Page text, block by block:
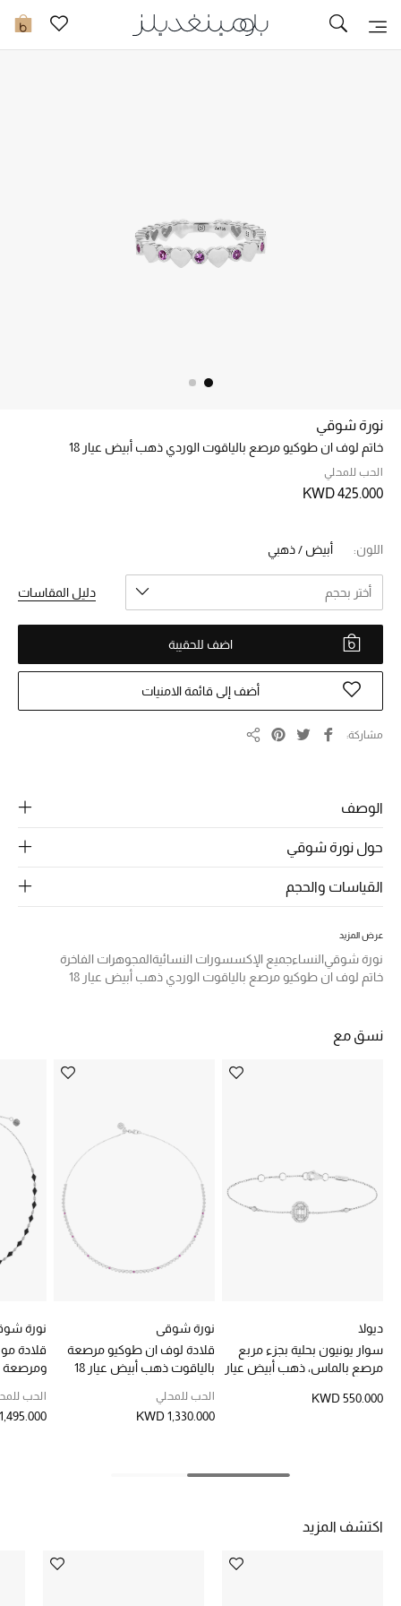
0 تخفيضات
خصم حتى 70%
تسوقوا الآن
ما وصلنا حديثاً
الموسم الجديد
النساء
الرجال
الجمال
الأطفال
مستلزمات المنزل
المجوهرات
جديد لدينا
عرض جميع المنتجات
ركن أناقة المنتجعات
حصريًا عبر الإنترنت
الحب للمحلي
نورة شوقي
خاتم لوف ان طوكيو مرصع بالياقوت الوردي ذهب أبيض عيار 18
الحب للمحلي
KWD 425.000
اللون: أبيض / ذهبي
أختر بحجم دليل المقاسات
اضف للحقيبة
أضف إلى قائمة الامنيات
مشاركة
الوصف
حول نورة شوقي
القياسات والحجم
عرض المزيد
نورة شوقيالنساءجميع الإكسسورات النسائيةالمجوهرات الفاخرة
خاتم لوف ان طوكيو مرصع بالياقوت الوردي ذهب أبيض عيار 18
نسق مع
ديولا
سوار يونيون بحلية بجزء مربع
مرصع بالماس، ذهب أبيض عيار
KWD 550.000
نورة شوقي
قلادة لوف ان طوكيو مرصعة
بالياقوت ذهب أبيض عيار 18
الحب للمحلي
KWD 1,330.000
نورة
قلادة
الحب
اكتشف المزيد